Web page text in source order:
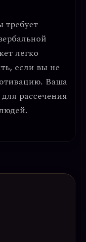
требует
легко
если вы не
Ваша
рассечения